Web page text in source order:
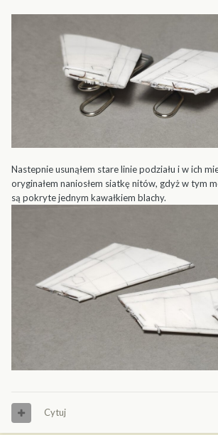
Nastepnie usunąłem stare linie podziału i w ich
oryginałem naniosłem siatkę nitów, gdyż w tym
są pokryte jednym kawałkiem blachy.
Cytuj